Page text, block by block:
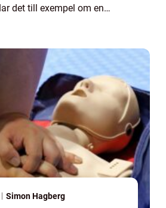
det till exempel om en
Simon Hagberg